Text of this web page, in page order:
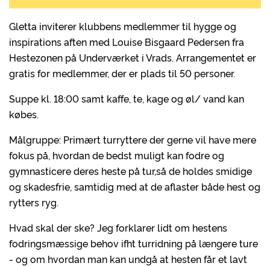
Gletta inviterer klubbens medlemmer til hygge og
inspirations aften med Louise Bisgaard Pedersen fra
Hestezonen på Underværket i Vrads. Arrangementet er
gratis for medlemmer, der er plads til 50 personer.
Suppe kl. 18:00 samt kaffe, te, kage og øl/ vand kan
købes.
Målgruppe: Primært turryttere der gerne vil have mere
fokus på, hvordan de bedst muligt kan fodre og
gymnasticere deres heste på tur,så de holdes smidige
og skadesfrie, samtidig med at de aflaster både hest og
rytters ryg.
Hvad skal der ske? Jeg forklarer lidt om hestens
fodringsmæssige behov ifht turridning på længere ture
- og om hvordan man kan undgå at hesten får et lavt